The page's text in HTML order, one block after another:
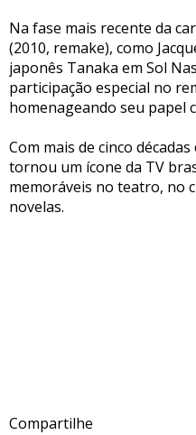
Na fase mais recente da
(2010, remake), como
japonês Tanaka em Sol
participação especial no
homenageando seu papel
Com mais de cinco
tornou um ícone da TV
memoráveis no teatro, no
novelas.
Compartilhe